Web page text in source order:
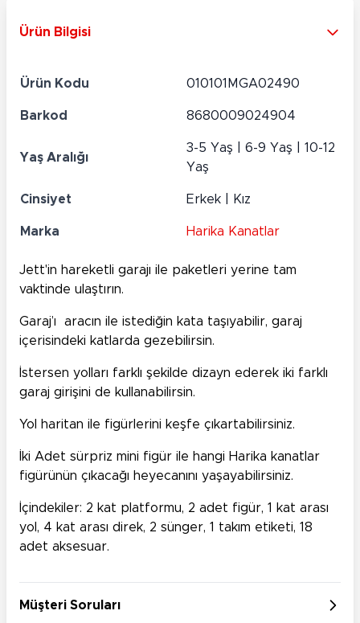
Ürün Bilgisi
Ürün Kodu 010101MGA02490
Barkod 8680009024904
Yaş Aralığı
3-5 Yaş | 6-9 Yaş | 10-12
Yaş
Cinsiyet Erkek | Kız
Marka Harika Kanatlar
Jett'in hareketli garajı ile paketleri yerine tam
vaktinde ulaştırın.
Garaj’ı aracın ile istediğin kata taşıyabilir, garaj
içerisindeki katlarda gezebilirsin.
İstersen yolları farklı şekilde dizayn ederek iki farklı
garaj girişini de kullanabilirsin.
Yol haritan ile figürlerini keşfe çıkartabilirsiniz.
İki Adet sürpriz mini figür ile hangi Harika kanatlar
figürünün çıkacağı heyecanını yaşayabilirsiniz.
İçindekiler: 2 kat platformu, 2 adet figür, 1 kat arası
yol, 4 kat arası direk, 2 sünger, 1 takım etiketi, 18
adet aksesuar.
Müşteri Soruları